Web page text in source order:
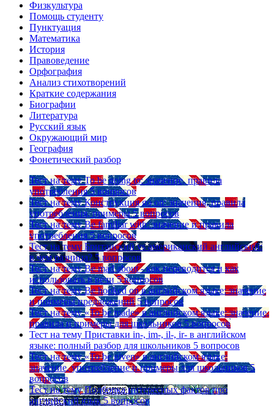
Физкультура
Помощь студенту
Пунктуация
Математика
История
Правоведение
Орфография
Анализ стихотворений
Краткие содержания
Биографии
Литература
Русский язык
Окружающий мир
География
Фонетический разбор
Тест на тему To be going to: значение, правила
употребления 5 вопросов
Тест на тему Конструкция go on: значения, правила
употребления, примеры 5 вопросов
Тест на тему Be familiar with: значение и правила
употребления 5 вопросов
Тест на тему Британский vs американский английский:
в чем разница? 5 вопросов
Тест на тему Be mad about - как переводится и как
использовать в речи 5 вопросов
Тест на тему Be hooked on в английском языке: значение
и примеры предложений 5 вопросов
Тест на тему «To be made» в английском языке: значение,
правила и примеры для школьников 5 вопросов
Тест на тему Приставки in-, im-, il-, ir- в английском
языке: полный разбор для школьников 5 вопросов
Тест на тему «To be given» в английском языке:
значение, употребление и примеры для школьников 5
вопросов
Тест на тему Подборка интересных фактов про
английский язык 5 вопросов